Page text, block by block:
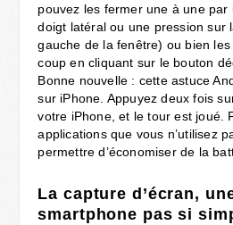
pouvez les fermer une à une par
doigt latéral ou une pression sur
gauche de la fenêtre) ou bien les
coup en cliquant sur le bouton
Bonne nouvelle : cette astuce
sur iPhone. Appuyez deux fois
votre iPhone, et le tour est joué.
applications que vous n’utilisez
permettre d’économiser de la
La capture d’écran,
smartphone pas si